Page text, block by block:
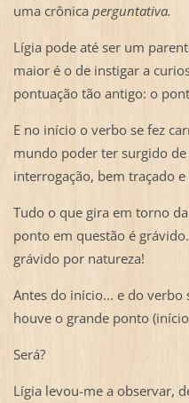
uma crônica perguntativa.
Lígia pode até ser um
maior é o de instigar a
pontuação tão antigo: o
E no início o verbo se fez
mundo poder ter surgido
interrogação, bem traçado
Tudo o que gira em torno
ponto em questão é
grávido por natureza!
Antes do início... e do verbo
houve o grande ponto
Será?
Lígia levou-me a observar,